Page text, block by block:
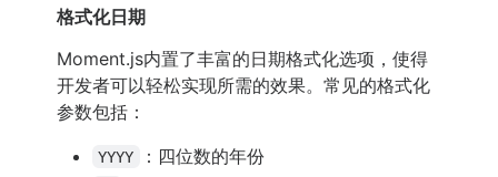
格式化日期
Moment.js内置了丰富的日期格式化选项，使得
开发者可以轻松实现所需的效果。常见的格式化
参数包括：
YYYY ：四位数的年份